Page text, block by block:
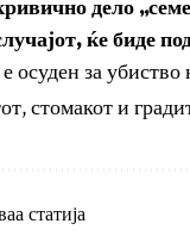
дело
ќе биде
осуден за убиство
стомакот и
статија